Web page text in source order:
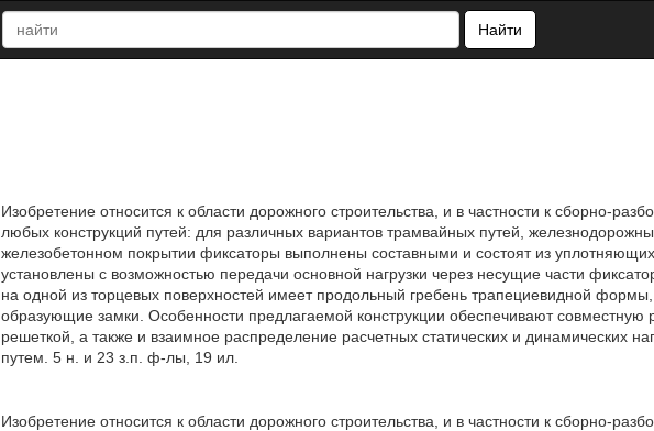
Найти
Изобретение относится к области дорожного строительства, и в частности к сборно-
любых конструкций путей: для различных вариантов трамвайных путей,
железобетонном покрытии фиксаторы выполнены составными и состоят из
установлены с возможностью передачи основной нагрузки через несущие части
на одной из торцевых поверхностей имеет продольный гребень трапециевидной
образующие замки. Особенности предлагаемой конструкции обеспечивают совместную
решеткой, а также и взаимное распределение расчетных статических и динамических
путем. 5 н. и 23 з.п. ф-лы, 19 ил.
Изобретение относится к области дорожного строительства, и в частности к сборно-